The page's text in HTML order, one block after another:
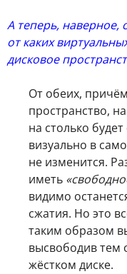
А теперь, наверное,
от каких
дисковое
От обеих,
пространство,
на столько
визуально в
не изменится.
иметь
видимо
сжатия. Но это
таким образом
высвободив тем
жёстком диске.